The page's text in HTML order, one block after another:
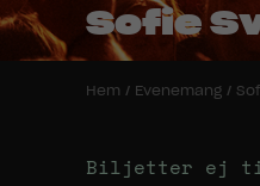
Sofie
Hem / Evenemang /
Biljetter ej